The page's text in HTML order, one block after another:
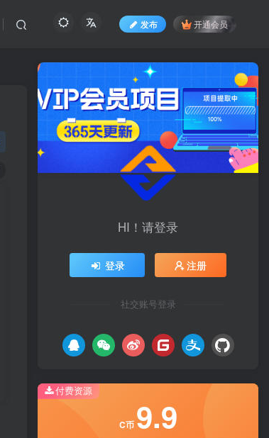
发布 开通会员
HI！请登录
登录 注册
社交账号登录
付费资源
C币 9.9